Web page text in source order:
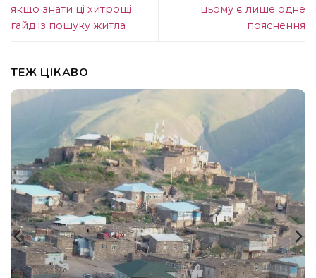
якщо знати ці хитрощі:
гайд із пошуку житла
цьому є лише одне
пояснення
ТЕЖ ЦІКАВО